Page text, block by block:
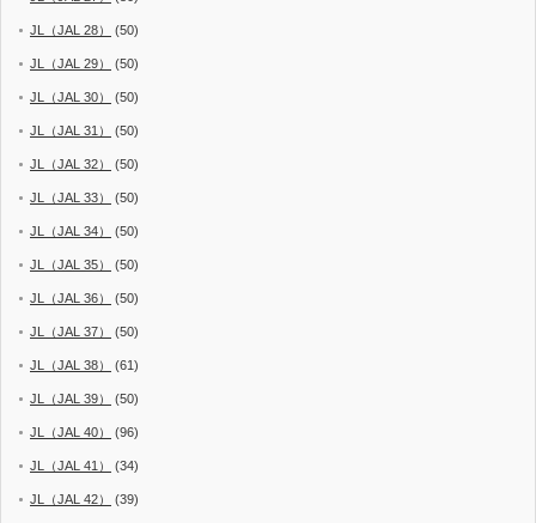
JL（JAL 28） (50)
JL（JAL 29） (50)
JL（JAL 30） (50)
JL（JAL 31） (50)
JL（JAL 32） (50)
JL（JAL 33） (50)
JL（JAL 34） (50)
JL（JAL 35） (50)
JL（JAL 36） (50)
JL（JAL 37） (50)
JL（JAL 38） (61)
JL（JAL 39） (50)
JL（JAL 40） (96)
JL（JAL 41） (34)
JL（JAL 42） (39)